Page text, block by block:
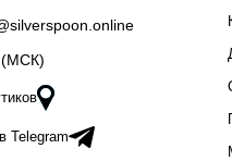
(МСК)
Telegram